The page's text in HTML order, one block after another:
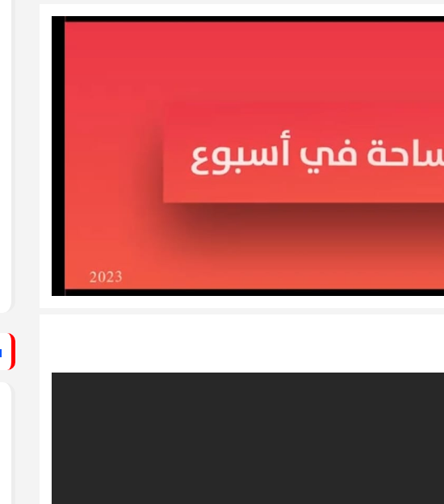
الديمقراطي يساند الصحفيين بزيارة لقناة الكوفية
لأسر الشهداء
الديمقراطي يُطلق حملة إلكترونية دعمًا للأسرى بمناسبة
الإصلاح الديمقراطي يطلق حملة إلكترونية رفضًا لمشروع
الأسرى الفلسطينيين في سجون الاحتلال
الاتصالات عن غزة